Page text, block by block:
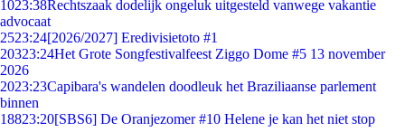
1023:38Rechtszaak dodelijk ongeluk uitgesteld vanwege vakantie
advocaat
2523:24[2026/2027] Eredivisietoto #1
20323:24Het Grote Songfestivalfeest Ziggo Dome #5 13 november
2026
2023:23Capibara's wandelen doodleuk het Braziliaanse parlement
binnen
18823:20[SBS6] De Oranjezomer #10 Helene je kan het niet stop